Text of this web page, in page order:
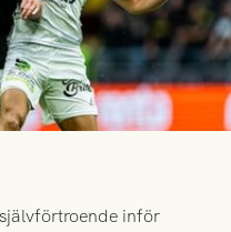
inför